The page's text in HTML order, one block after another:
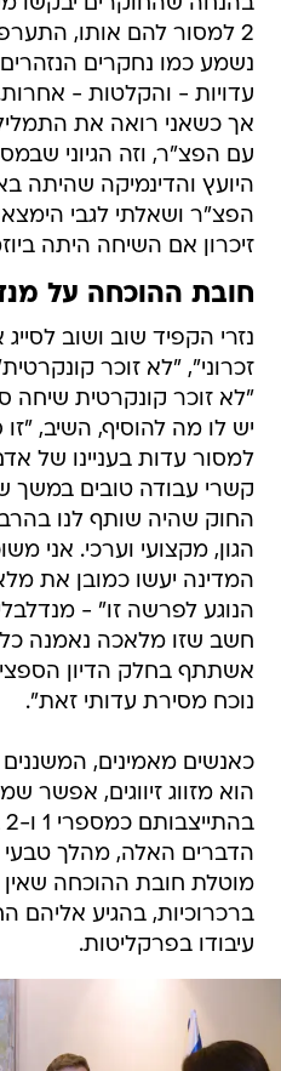
בהנחה שהחוקרים יבקשו
2 למסור להם אותו,
נשמע כמו נחקרים
עדויות - והקלטות -
אך כשאני רואה את
עם הפצ"ר, וזה הגיוני
היועץ והדינמיקה שהיתה
הפצ"ר ושאלתי לגבי
זיכרון אם השיחה היתה
חובת ההוכחה על
נזרי הקפיד שוב ושוב
זכרוני", "לא זוכר
"לא זוכר קונקרטית שיחה
יש לו מה להוסיף, השיב,
למסור עדות בעניינו של
קשרי עבודה טובים במשך
החוק שהיה שותף לנו
הגון, מקצועי וערכי. אני
המדינה יעשו כמובן את
הנוגע לפרשה זו" -
חשב שזו מלאכה נאמנה
אשתתף בחלק הדיון
נוכח מסירת עדותי זאת".
כאנשים מאמינים,
הוא מזווג זיווגים, אפשר
הדברים האלה, מהלך טבעי
מוטלת חובת ההוכחה שאין
ברכרוכיות, בהגיע
עיבודו בפרקליטות.